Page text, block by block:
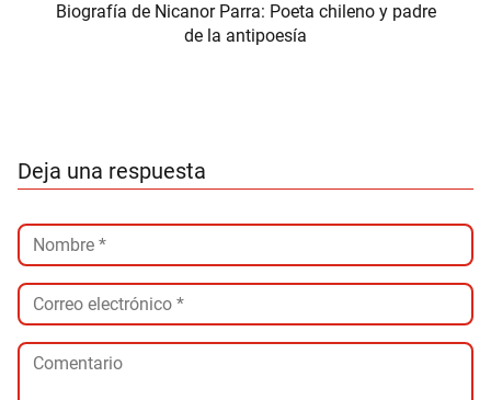
Biografía de Nicanor Parra: Poeta chileno y padre
de la antipoesía
Deja una respuesta